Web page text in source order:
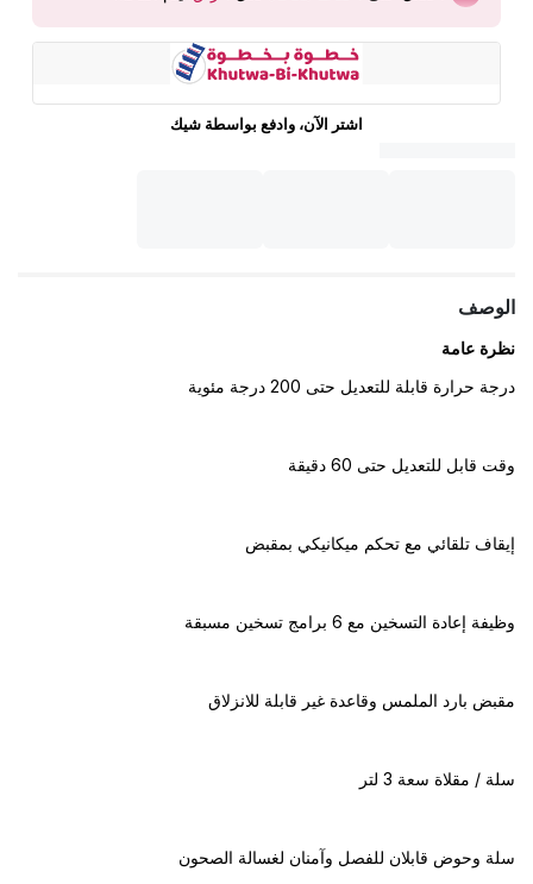
اشتر الآن، وادفع بواسطة شيك
الوصف
نظرة عامة
درجة حرارة قابلة للتعديل حتى ‎200‎ درجة مئوية
وقت قابل للتعديل حتى ‎60‎ دقيقة
إيقاف تلقائي مع تحكم ميكانيكي بمقبض
وظيفة إعادة التسخين مع ‎6‎ برامج تسخين مسبقة
مقبض بارد الملمس وقاعدة غير قابلة للانزلاق
سلة / مقلاة سعة ‎3‎ لتر
سلة وحوض قابلان للفصل وآمنان لغسالة الصحون